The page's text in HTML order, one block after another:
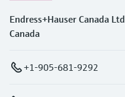
Endress+Hauser Canada Ltd
Canada
+1-905-681-9292